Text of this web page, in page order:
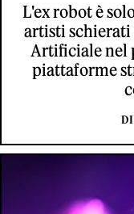
L'ex robot è
artisti
Artificiale nel
piattaforme